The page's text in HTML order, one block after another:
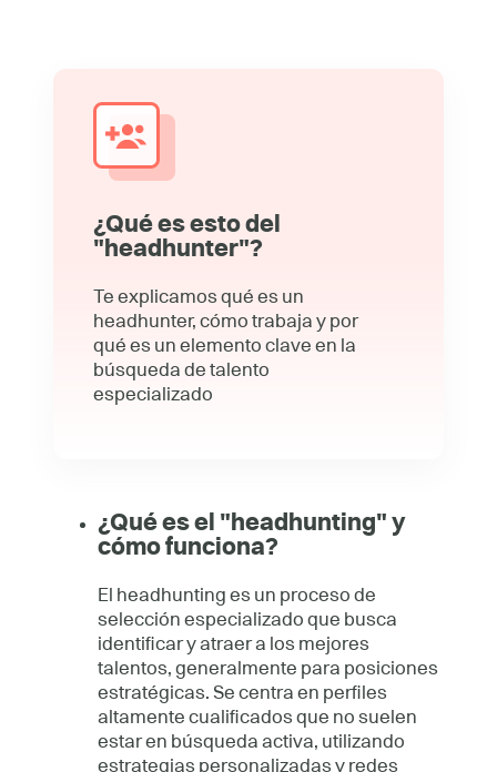
¿Qué es esto del
"headhunter"?
Te explicamos qué es un
headhunter, cómo trabaja y por
qué es un elemento clave en la
búsqueda de talento
especializado
¿Qué es el "headhunting" y
cómo funciona?
El headhunting es un proceso de
selección especializado que busca
identificar y atraer a los mejores
talentos, generalmente para posiciones
estratégicas. Se centra en perfiles
altamente cualificados que no suelen
estar en búsqueda activa, utilizando
estrategias personalizadas y redes